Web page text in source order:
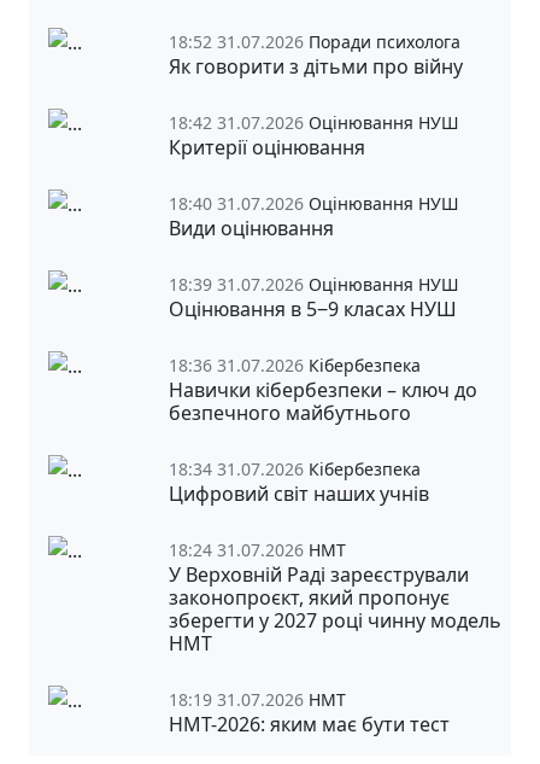
18:52 31.07.2026 Поради психолога
Як говорити з дітьми про війну
18:42 31.07.2026 Оцінювання НУШ
Критерії оцінювання
18:40 31.07.2026 Оцінювання НУШ
Види оцінювання
18:39 31.07.2026 Оцінювання НУШ
Оцінювання в 5‒9 класах НУШ
18:36 31.07.2026 Кібербезпека
Навички кібербезпеки – ключ до
безпечного майбутнього
18:34 31.07.2026 Кібербезпека
Цифровий світ наших учнів
18:24 31.07.2026 НМТ
У Верховній Раді зареєстрували
законопроєкт, який пропонує
зберегти у 2027 році чинну модель
НМТ
18:19 31.07.2026 НМТ
НМТ-2026: яким має бути тест